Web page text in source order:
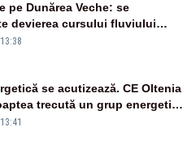
pe Dunărea Veche: se
devierea cursului fluviului
– VIDEO
se acutizează. CE Oltenia
trecută un grup energetic